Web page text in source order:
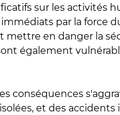
sur les activités
par la force
mettre en danger la
également
conséquences
et des